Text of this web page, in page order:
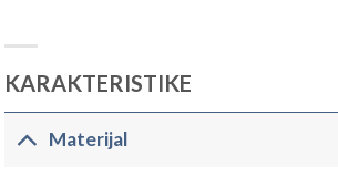
KARAKTERISTIKE
Materijal